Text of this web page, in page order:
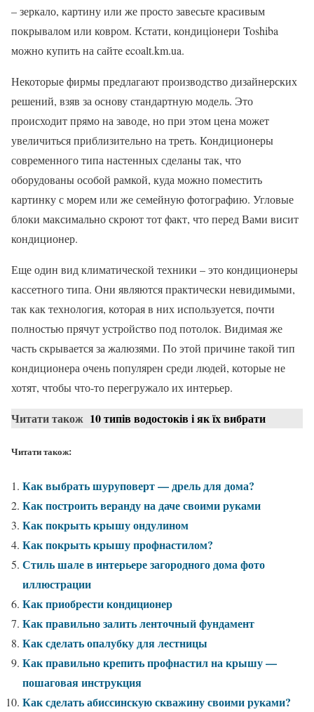
– зеркало, картину или же просто завесьте красивым
покрывалом или ковром. Кстати, кондиціонери Toshiba
можно купить на сайте ecoalt.km.ua.
Некоторые фирмы предлагают производство дизайнерских
решений, взяв за основу стандартную модель. Это
происходит прямо на заводе, но при этом цена может
увеличиться приблизительно на треть. Кондиционеры
современного типа настенных сделаны так, что
оборудованы особой рамкой, куда можно поместить
картинку с морем или же семейную фотографию. Угловые
блоки максимально скроют тот факт, что перед Вами висит
кондиционер.
Еще один вид климатической техники – это кондиционеры
кассетного типа. Они являются практически невидимыми,
так как технология, которая в них используется, почти
полностью прячут устройство под потолок. Видимая же
часть скрывается за жалюзями. По этой причине такой тип
кондиционера очень популярен среди людей, которые не
хотят, чтобы что-то перегружало их интерьер.
Читати також 10 типів водостоків і як їх вибрати
Читати також:
Как выбрать шуруповерт — дрель для дома?
Как построить веранду на даче своими руками
Как покрыть крышу ондулином
Как покрыть крышу профнастилом?
Стиль шале в интерьере загородного дома фото
иллюстрации
Как приобрести кондиционер
Как правильно залить ленточный фундамент
Как сделать опалубку для лестницы
Как правильно крепить профнастил на крышу —
пошаговая инструкция
Как сделать абиссинскую скважину своими руками?